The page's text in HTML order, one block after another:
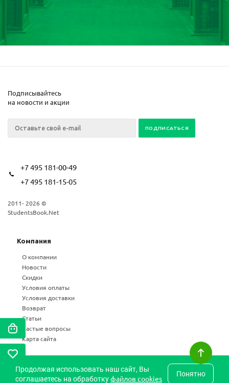
Подписывайтесь
на новости и акции
+7 495 181-00-49
+7 495 181-15-05
2011- 2026 ©
StudentsBook.Net
Компания
О компании
Новости
Скидки
Условия оплаты
Условия доставки
Возврат
Статьи
Частые вопросы
Карта сайта
Продолжая использовать наш сайт, Вы
соглашаетесь на обработкуфайлов cookies Понятно